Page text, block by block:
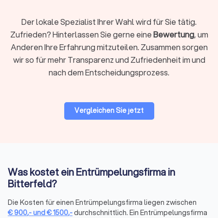
Umzug und Entrümpelung kombinieren
Viele Umzugsunternehmenbieten mittlerweile kombinierte
Leistungen aus Umzug und Entrümpelungan. So sparen Sie
nicht nur Zeit, sondern vermeiden auch doppelte Logistik und
Organisationsaufwand.
Firmenentrümpelung und Spezialfälle
Nicht nur Privatpersonen, sondern auch Unternehmen
umweltgerechte Trennung und Entsorgung. Nach der
Räumung helfen spezialisierte
Der lokale Spezialist Ihrer Wahl wird für Sie tätig.
Zufrieden? Hinterlassen Sie gerne eineBewertung, um
Anderen Ihre Erfahrung mitzuteilen. Zusammen sorgen
wir so für mehr Transparenz und Zufriedenheit im und
nach dem Entscheidungsprozess.
Vergleichen Sie jetzt
Was kostet ein Entrümpelungsfirma in
Bitterfeld?
Die Kosten für einen Entrümpelungsfirma liegen zwischen
€900,-und€1500,-durchschnittlich. Ein Entrümpelungsfirma